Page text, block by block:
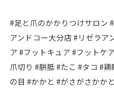
#足と爪のかかりつけサロン
アンドコー大分店 #リゼラア
ア #フットキュア #フットケ
爪切り #胼胝 #たこ #タコ #
の目 #かかと #がさがさかか